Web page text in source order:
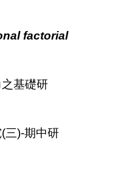
factorial
基礎研
三)-期中研